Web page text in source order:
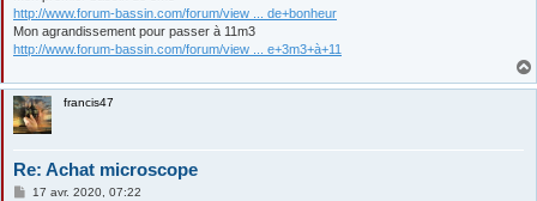
http://www.forum-bassin.com/forum/view ... de+bonheur
Mon agrandissement pour passer à 11m3
http://www.forum-bassin.com/forum/view ... e+3m3+à+11
francis47
Re: Achat microscope
M
17 avr. 2020, 07:22